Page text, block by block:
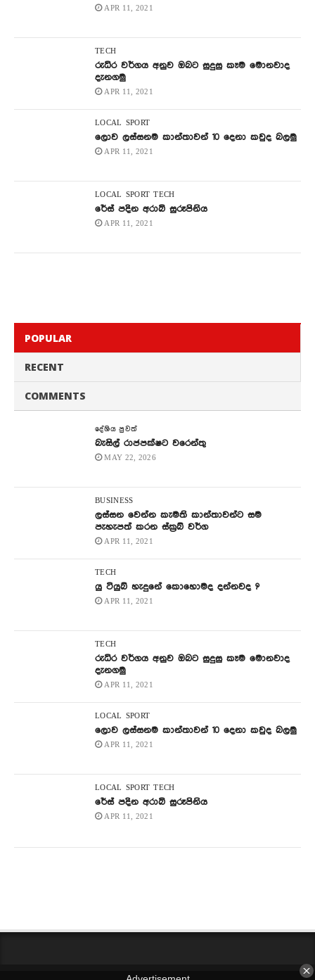
APR 11, 2021
TECH
රුධිර වර්ගය අනුව ඔබට සුදුසු කෑම මොනවාද
දැනගමු
APR 11, 2021
LOCAL SPORT
ලොව ලස්සනම කාන්තාවන් 10 දෙනා කවුද බලමු
APR 11, 2021
LOCAL SPORT TECH
රේස් පදින අරාබි සුරූපිනිය
APR 11, 2021
POPULAR
RECENT
COMMENTS
දේශිය පුවත්
බැසිල් රාජපක්ෂට වරෙන්තු
MAY 22, 2026
BUSINESS
ලස්සන වෙන්න කැමති කාන්තාවන්ට සම
පැහැපත් කරන ස්ක්‍රබ් වර්ග
APR 11, 2021
TECH
යු ටියුබ් හැදුනේ කොහොමද දන්නවද ?
APR 11, 2021
TECH
රුධිර වර්ගය අනුව ඔබට සුදුසු කෑම මොනවාද
දැනගමු
APR 11, 2021
LOCAL SPORT
ලොව ලස්සනම කාන්තාවන් 10 දෙනා කවුද බලමු
APR 11, 2021
LOCAL SPORT TECH
රේස් පදින අරාබි සුරූපිනිය
APR 11, 2021